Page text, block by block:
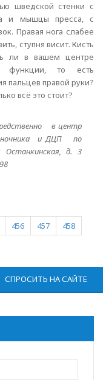
шведской стенки с
и мышцы пресса, с
Правая нога слабее
ступня висит. Кисть
ли в вашем центре
функции, то есть
пальцев правой руки?
всё это стоит?
в центр
и ДЦП по
д. 3
456 457
458
СПРОСИТЬ НА САЙТЕ